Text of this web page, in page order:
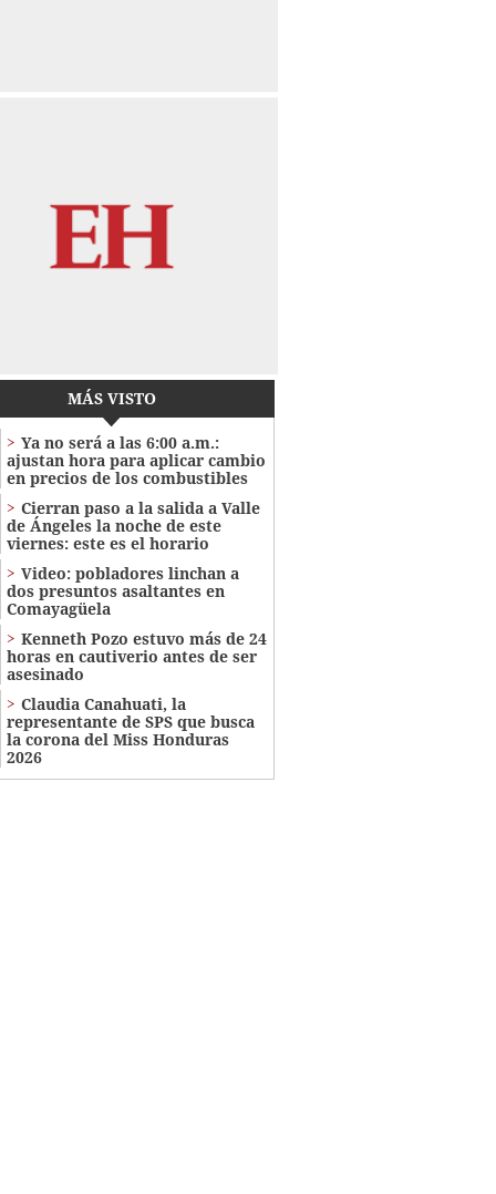
MÁS VISTO
Ya no será a las 6:00 a.m.:
ajustan hora para aplicar cambio
en precios de los combustibles
Cierran paso a la salida a Valle
de Ángeles la noche de este
viernes: este es el horario
Video: pobladores linchan a
dos presuntos asaltantes en
Comayagüela
Kenneth Pozo estuvo más de 24
horas en cautiverio antes de ser
asesinado
Claudia Canahuati, la
representante de SPS que busca
la corona del Miss Honduras
2026